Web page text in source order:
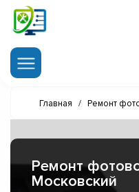
Главная / Ремонт
Ремонт
Московский